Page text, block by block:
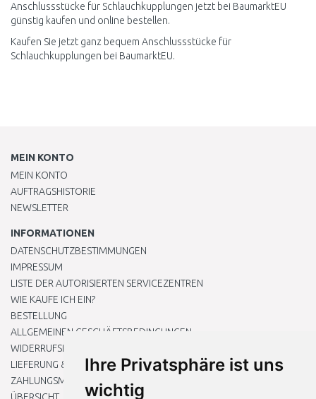
Ihre Privatsphäre ist uns
wichtig
Anschlussstücke für Schlauchkupplungen jetzt bei BaumarktEU
günstig kaufen und online bestellen.
Kaufen Sie jetzt ganz bequem Anschlussstücke für
Schlauchkupplungen bei BaumarktEU.
MEIN KONTO
MEIN KONTO
AUFTRAGSHISTORIE
NEWSLETTER
INFORMATIONEN
DATENSCHUTZBESTIMMUNGEN
IMPRESSUM
LISTE DER AUTORISIERTEN SERVICEZENTREN
WIE KAUFE ICH EIN?
BESTELLUNG
ALLGEMEINEN GESCHÄFTSBEDINGUNGEN
WIDERRUFSRECHT
LIEFERUNG & ZAHLUNG
ZAHLUNGSMETHODEN